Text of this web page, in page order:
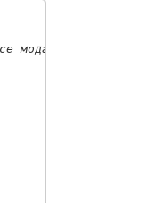
модальные значения)